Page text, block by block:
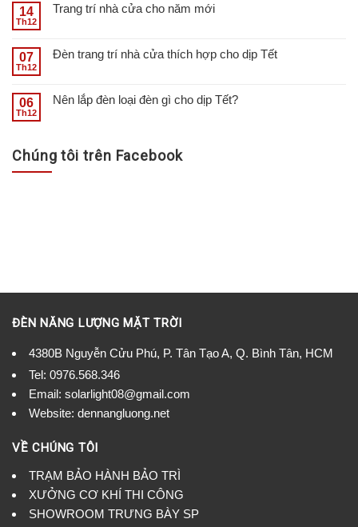
14
Th12
Trang trí nhà cửa cho năm mới
07
Th12
Đèn trang trí nhà cửa thích hợp cho dịp Tết
06
Th12
Nên lắp đèn loại đèn gì cho dịp Tết?
Chúng tôi trên Facebook
ĐÈN NĂNG LƯỢNG MẶT TRỜI
4380B Nguyễn Cửu Phú, P. Tân Tạo A, Q. Bình Tân, HCM
Tel: 0976.568.346
Email: solarlight08@gmail.com
Website: dennangluong.net
VỀ CHÚNG TÔI
TRẠM BẢO HÀNH BẢO TRÌ
XƯỞNG CƠ KHÍ THI CÔNG
SHOWROOM TRƯNG BÀY SP